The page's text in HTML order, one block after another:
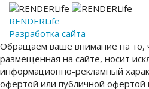
RENDERLife
Разработка сайта
Обращаем ваше внимание на то,
размещенная на сайте, носит
информационно-рекламный
офертой или публичной офертой